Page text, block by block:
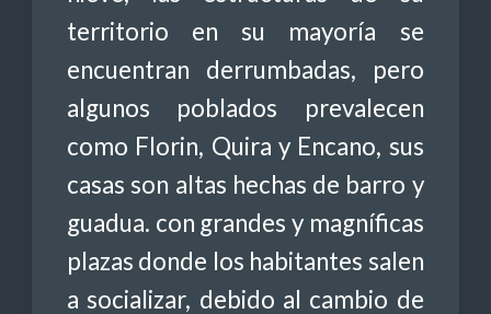
territorio en su mayoría se
encuentran derrumbadas, pero
algunos poblados prevalecen
como Florin, Quira y Encano, sus
casas son altas hechas de barro y
guadua. con grandes y magníficas
plazas donde los habitantes salen
a socializar, debido al cambio de